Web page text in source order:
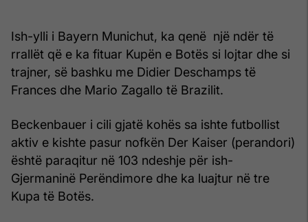
Ish-ylli i Bayern Munichut, ka qenë një ndër të
rrallët që e ka fituar Kupën e Botës si lojtar dhe si
trajner, së bashku me Didier Deschamps të
Frances dhe Mario Zagallo të Brazilit.
Beckenbauer i cili gjatë kohës sa ishte futbollist
aktiv e kishte pasur nofkën Der Kaiser (perandori)
është paraqitur në 103 ndeshje për ish-
Gjermaninë Perëndimore dhe ka luajtur në tre
Kupa të Botës.